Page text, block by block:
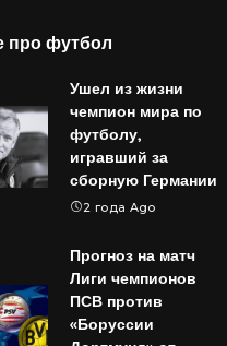
про футбол
Ушел из жизни
чемпион мира по
футболу,
игравший за
сборную Германии
2 года Ago
Прогноз на матч
Лиги чемпионов
ПСВ против
«Боруссии